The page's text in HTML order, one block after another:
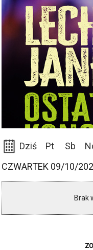
Dziś Pt Sb
CZWARTEK 09/10/
Brak